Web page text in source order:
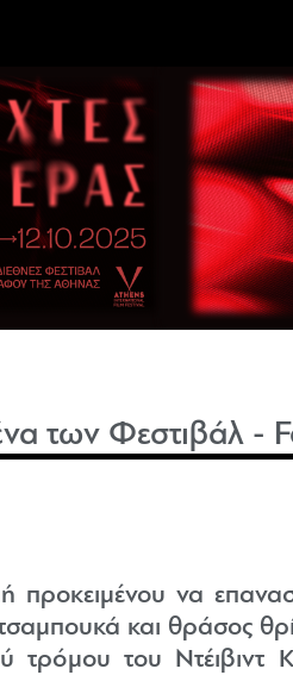
των Φεστιβάλ -
να
και θράσος
τρόμου του Ντέιβιντ